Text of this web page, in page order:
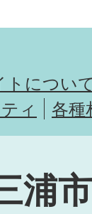
トについ
ィ
各種
浦市